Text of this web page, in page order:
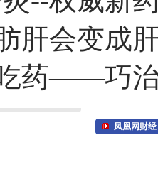
肝会变成
药——巧
凤凰网财经